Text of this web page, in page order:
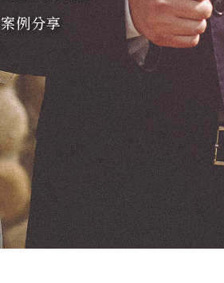
案例分享